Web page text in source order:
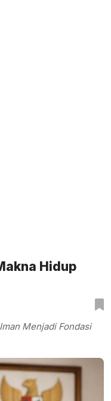
Hidup
Menjadi Fondasi